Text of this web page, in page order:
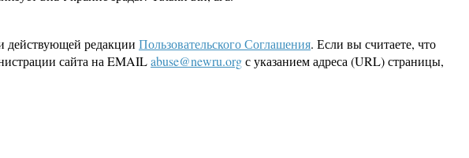
действующей редакции Пользовательского Соглашения. Если вы считаете, что
сайта на EMAILabuse@newru.orgс указанием адреса (URL) страницы,